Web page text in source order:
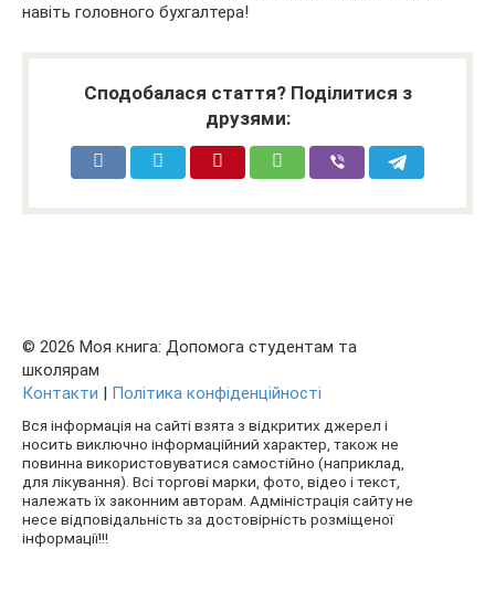
навіть головного бухгалтера!
Сподобалася стаття? Поділитися з
друзями:
© 2026 Моя книга: Допомога студентам та
школярам
Контакти | Політика конфіденційності
Вся інформація на сайті взята з відкритих джерел і
носить виключно інформаційний характер, також не
повинна використовуватися самостійно (наприклад,
для лікування). Всі торгові марки, фото, відео і текст,
належать їх законним авторам. Адміністрація сайту не
несе відповідальність за достовірність розміщеної
інформації!!!